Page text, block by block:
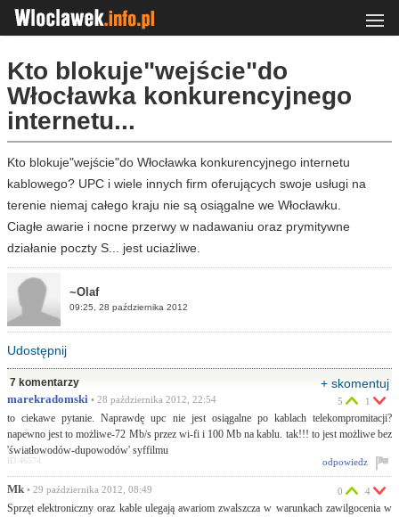
Kto blokuje"wejście"do
Włocławka konkurencyjnego
internetu...
Kto blokuje"wejście"do Włocławka konkurencyjnego internetu
kablowego? UPC i wiele innych firm oferujących swoje usługi na
terenie niemaj całego kraju nie są osiągalne we Włocławku.
Ciagłe awarie i nocne przerwy w nadawaniu oraz prymitywne
działanie poczty S... jest uciażliwe.
~Olaf
09:25, 28 października 2012
Udostępnij
7 komentarzy + skomentuj
marekradomski • 28 października 2012, 22:54
to ciekawe pytanie. Naprawdę upc nie jest osiągalne po kablach telekompromitacji?
napewno jest to możliwe-72 Mb/s przez wi-fi i 100 Mb na kablu. tak!!! to jest możliwe bez
'światłowodów-dupowodów' syffilmu
5 1
odpowiedz
ID:46574
Mk • 29 października 2012, 08:49
Sprzęt elektroniczny oraz kable ulegają awariom zwalszcza w warunkach zawilgocenia w
0 4